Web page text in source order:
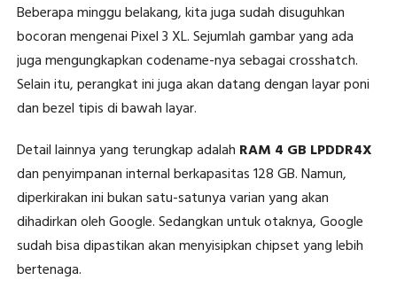
Beberapa minggu belakang, kita juga sudah disuguhkan
bocoran mengenai Pixel 3 XL. Sejumlah gambar yang ada
juga mengungkapkan codename-nya sebagai crosshatch.
Selain itu, perangkat ini juga akan datang dengan layar poni
dan bezel tipis di bawah layar.
Detail lainnya yang terungkap adalah RAM 4 GB LPDDR4X
dan penyimpanan internal berkapasitas 128 GB. Namun,
diperkirakan ini bukan satu-satunya varian yang akan
dihadirkan oleh Google. Sedangkan untuk otaknya, Google
sudah bisa dipastikan akan menyisipkan chipset yang lebih
bertenaga.